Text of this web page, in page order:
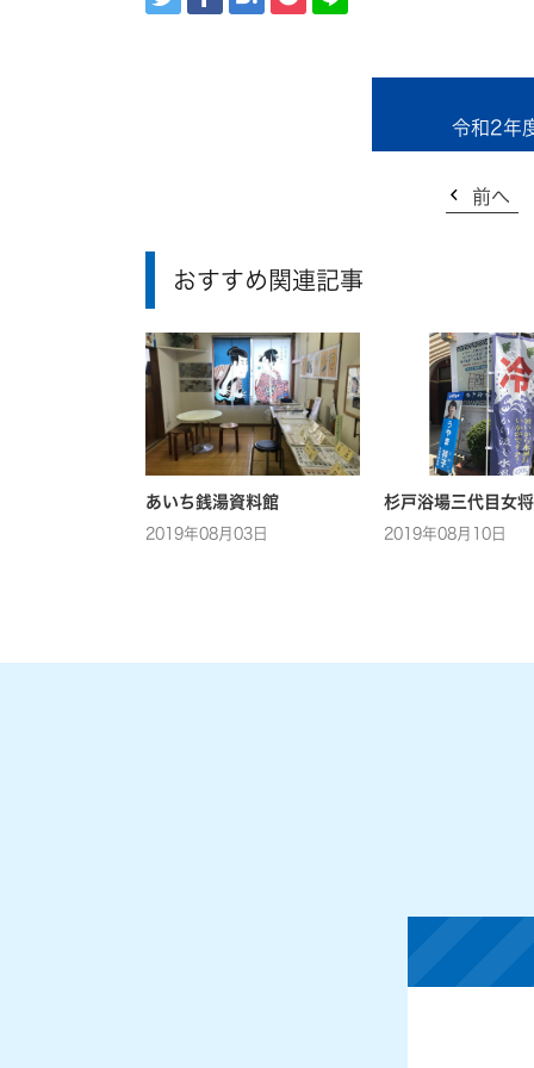
令和2年
前へ
おすすめ関連記事
あいち銭湯資料館
2019年08月03日
杉戸浴場三代目女将
2019年08月10日